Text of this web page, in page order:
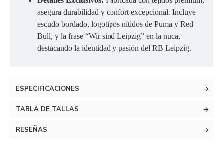
asegura durabilidad y confort excepcional. Incluye
escudo bordado, logotipos nítidos de Puma y Red
Bull, y la frase “Wir sind Leipzig” en la nuca,
destacando la identidad y pasión del RB Leipzig.
ESPECIFICACIONES
TABLA DE TALLAS
RESEÑAS